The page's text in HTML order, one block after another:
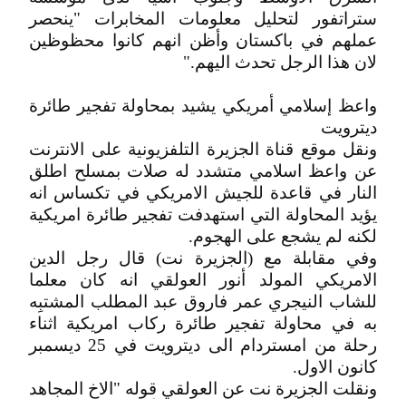
ستراتفور لتحليل معلومات المخابرات "ينحصر
عملهم في باكستان وأظن انهم كانوا محظوظين
لان هذا الرجل تحدث اليهم."
واعظ إسلامي أمريكي يشيد بمحاولة تفجير طائرة
ديترويت
ونقل موقع قناة الجزيرة التلفزيونية على الانترنت
عن واعظ اسلامي متشدد له صلات بمسلح اطلق
النار في قاعدة للجيش الامريكي في تكساس انه
يؤيد المحاولة التي استهدفت تفجير طائرة امريكية
لكنه لم يشجع على الهجوم.
وفي مقابلة مع (الجزيرة نت) قال رجل الدين
الامريكي المولد أنور العولقي انه كان معلما
للشاب النيجري عمر فاروق عبد المطلب المشتبِه
به في محاولة تفجير طائرة ركاب امريكية اثناء
رحلة من امستردام الى ديترويت في 25 ديسمبر
كانون الاول.
ونقلت الجزيرة نت عن العولقي قوله "الاخ المجاهد